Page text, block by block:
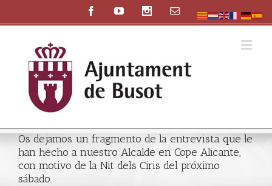
Os dejamos un fragmento de la entrevista que le
han hecho a nuestro Alcalde en Cope Alicante,
con motivo de la Nit dels Ciris del próximo
sábado.